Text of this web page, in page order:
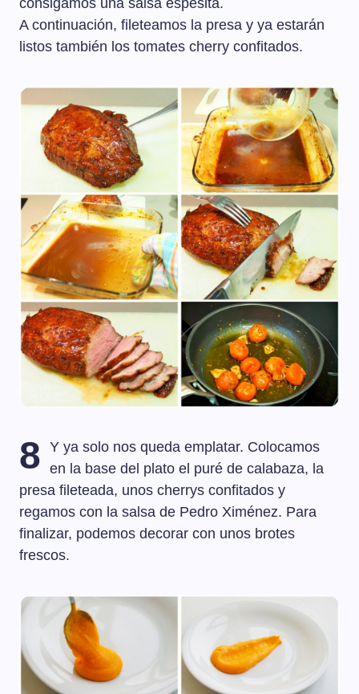
consigamos una salsa espesita.
A continuación, fileteamos la presa y ya estarán
listos también los tomates cherry confitados.
8
Y ya solo nos queda emplatar. Colocamos
en la base del plato el puré de calabaza, la
presa fileteada, unos cherrys confitados y
regamos con la salsa de Pedro Ximénez. Para
finalizar, podemos decorar con unos brotes
frescos.